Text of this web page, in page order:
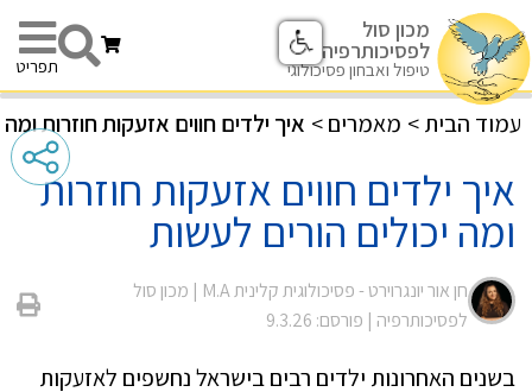
מכון סול
לפסיכותרפיה
טיפול ואבחון פסיכולוגי תפריט
איך ילדים חווים אזעקות חוזרות > מאמרים > עמוד הבית
איך ילדים חווים אזעקות חוזרות
ומה יכולים הורים לעשות
חן אור יונגרוירט - פסיכולוגית קלינית M.A |
מכון סול
לפסיכותרפיה | פורסם: 9.3.26
בשנים האחרונות ילדים רבים בישראל נחשפים לאזעקות